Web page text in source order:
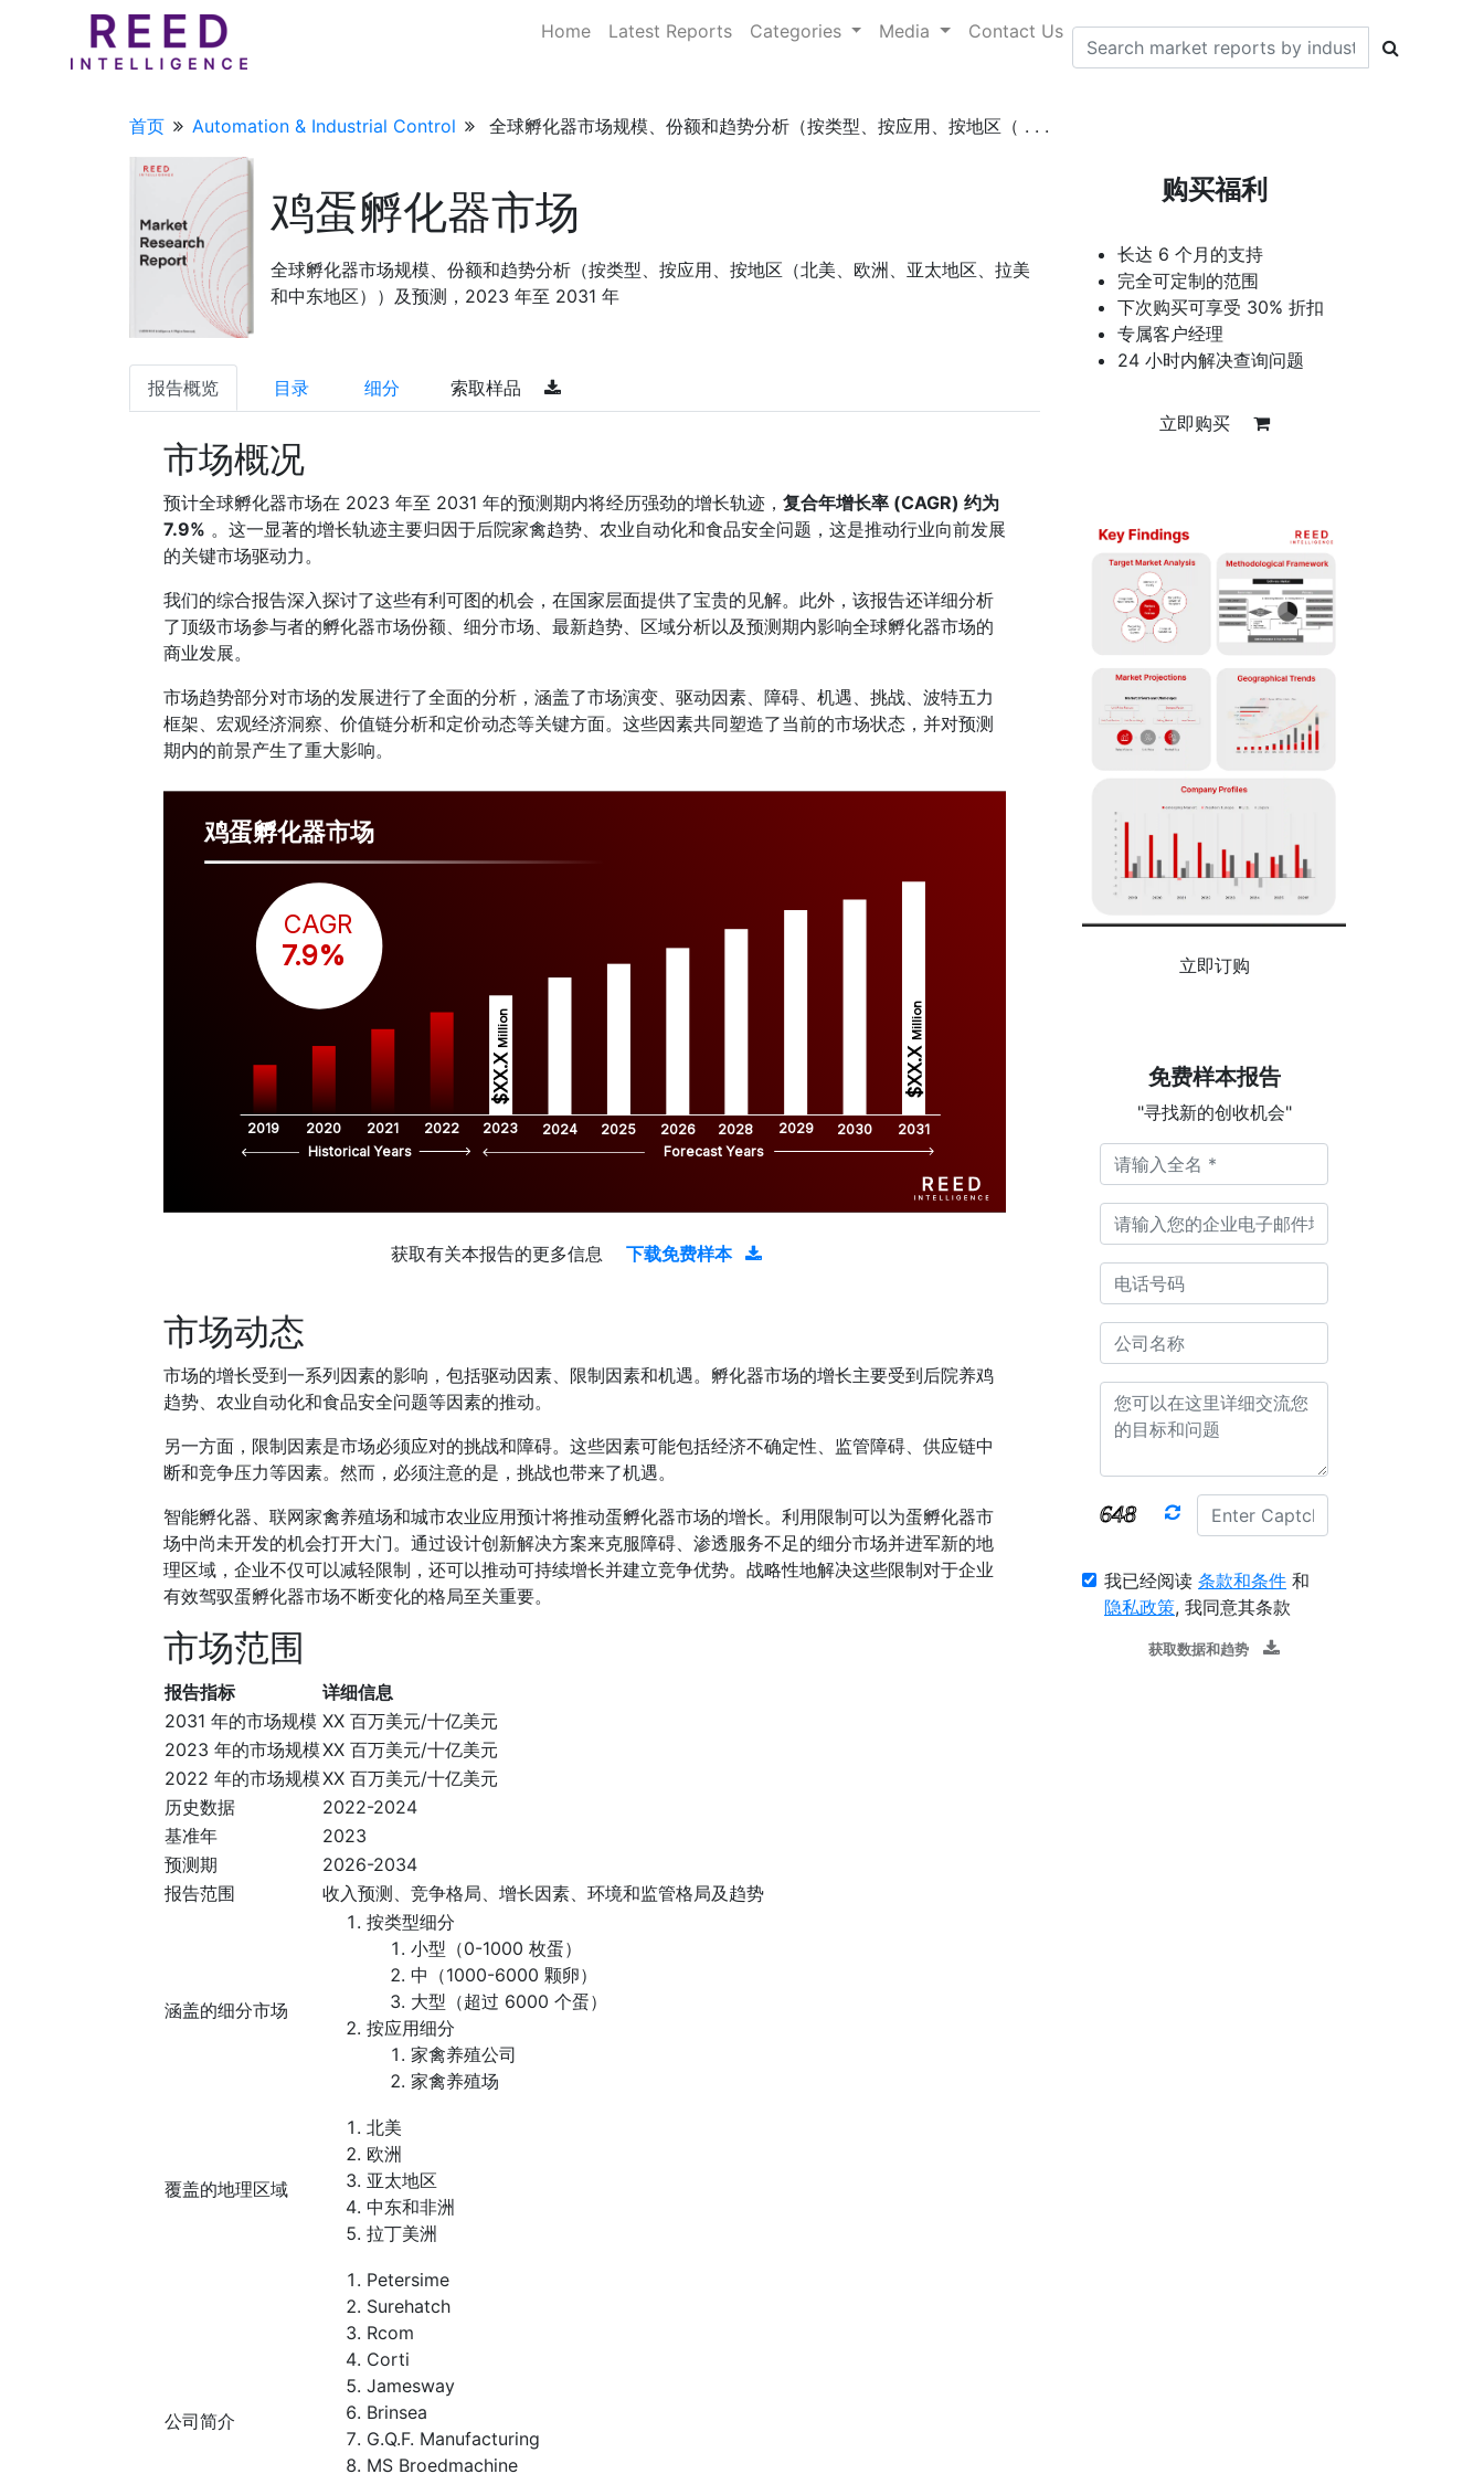
Home Latest Reports Categories Media Contact Us
首页 Automation & Industrial Control 全球孵化器市场规模、份额和趋势分析（按类型、按应用、按地区（ . . .
鸡蛋孵化器市场
全球孵化器市场规模、份额和趋势分析（按类型、按应用、按地区（北美、欧洲、亚太地区、拉美
和中东地区））及预测，2023 年至 2031 年
报告概览 目录 细分 索取样品
市场概况
预计全球孵化器市场在 2023 年至 2031 年的预测期内将经历强劲的增长轨迹， 复合年增长率 (CAGR) 约为
7.9% 。这一显著的增长轨迹主要归因于后院家禽趋势、农业自动化和食品安全问题，这是推动行业向前发展
的关键市场驱动力。
我们的综合报告深入探讨了这些有利可图的机会，在国家层面提供了宝贵的见解。此外，该报告还详细分析
了顶级市场参与者的孵化器市场份额、细分市场、最新趋势、区域分析以及预测期内影响全球孵化器市场的
商业发展。
市场趋势部分对市场的发展进行了全面的分析，涵盖了市场演变、驱动因素、障碍、机遇、挑战、波特五力
框架、宏观经济洞察、价值链分析和定价动态等关键方面。这些因素共同塑造了当前的市场状态，并对预测
期内的前景产生了重大影响。
鸡蛋孵化器市场
2019 2020 2021 2022 2023 2024 2025 2026 2028 2029 2030 2031
$XX.X
Million
$XX.X
Million
CAGR
7.9%
Historical Years Forecast Years
获取有关本报告的更多信息 下载免费样本
市场动态
市场的增长受到一系列因素的影响，包括驱动因素、限制因素和机遇。孵化器市场的增长主要受到后院养鸡
趋势、农业自动化和食品安全问题等因素的推动。
另一方面，限制因素是市场必须应对的挑战和障碍。这些因素可能包括经济不确定性、监管障碍、供应链中
断和竞争压力等因素。然而，必须注意的是，挑战也带来了机遇。
智能孵化器、联网家禽养殖场和城市农业应用预计将推动蛋孵化器市场的增长。利用限制可以为蛋孵化器市
场中尚未开发的机会打开大门。通过设计创新解决方案来克服障碍、渗透服务不足的细分市场并进军新的地
理区域，企业不仅可以减轻限制，还可以推动可持续增长并建立竞争优势。战略性地解决这些限制对于企业
有效驾驭蛋孵化器市场不断变化的格局至关重要。
市场范围
报告指标
详细信息
2031 年的市场规模 XX 百万美元/十亿美元
2023 年的市场规模XX 百万美元/十亿美元
2022 年的市场规模XX 百万美元/十亿美元
历史数据
2022-2024
基准年
2023
预测期
2026-2034
报告范围
收入预测、竞争格局、增长因素、环境和监管格局及趋势
涵盖的细分市场
按类型细分
小型（0-1000 枚蛋）
中（1000-6000 颗卵）
大型（超过 6000 个蛋）
按应用细分
家禽养殖公司
家禽养殖场
覆盖的地理区域
北美
欧洲
亚太地区
中东和非洲
拉丁美洲
公司简介
Petersime
Surehatch
Rcom
Corti
Jamesway
Brinsea
G.Q.F. Manufacturing
MS Broedmachine
购买福利
长达 6 个月的支持
完全可定制的范围
下次购买可享受 30% 折扣
专属客户经理
24 小时内解决查询问题
立即购买
立即订购
免费样本报告
"寻找新的创收机会"
我已经阅读 条款和条件 和
隐私政策, 我同意其条款
获取数据和趋势